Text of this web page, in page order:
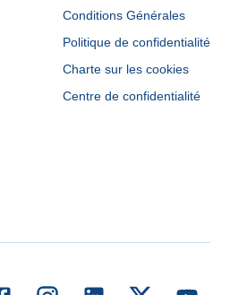
Conditions Générales
Politique de confidentialité
Charte sur les cookies
Centre de confidentialité